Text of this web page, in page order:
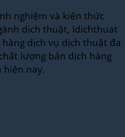
nghiệm và kiến thức
dịch thuật, Idichthuat
dịch vụ dịch thuật đa
lượng bản dịch hàng
hiện nay.